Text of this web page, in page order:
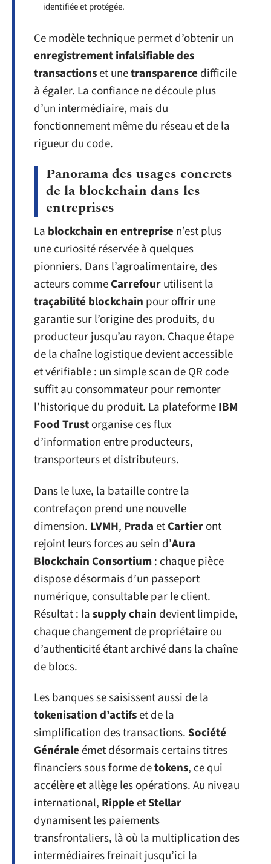
identifiée et protégée.
Ce modèle technique permet d’obtenir un
enregistrement infalsifiable des
transactionset unetransparence difficile
à égaler. La confiance ne découle plus
d’un intermédiaire, mais du
fonctionnement même du réseau et de la
rigueur du code.
Panorama des usages concrets
de la blockchain dans les
entreprises
La blockchain en entreprise n’est plus
une curiosité réservée à quelques
pionniers. Dans l’agroalimentaire, des
acteurs commeCarrefourutilisent la
traçabilité blockchain pour offrir une
garantie sur l’origine des produits, du
producteur jusqu’au rayon. Chaque étape
de la chaîne logistique devient accessible
et vérifiable : un simple scan de QR code
suffit au consommateur pour remonter
l’historique du produit. La plateformeIBM
Food Trustorganise ces flux
d’information entre producteurs,
transporteurs et distributeurs.
Dans le luxe, la bataille contre la
contrefaçon prend une nouvelle
dimension. LVMH, PradaetCartieront
rejoint leurs forces au sein d’Aura
Blockchain Consortium: chaque pièce
dispose désormais d’un passeport
numérique, consultable par le client.
Résultat : lasupply chain devient limpide,
chaque changement de propriétaire ou
d’authenticité étant archivé dans la chaîne
de blocs.
Les banques se saisissent aussi de la
tokenisation d’actifset de la
simplification des transactions.Société
Généraleémet désormais certains titres
financiers sous forme detokens, ce qui
accélère et allège les opérations. Au niveau
international, RippleetStellar
dynamisent les paiements
transfrontaliers, là où la multiplication des
intermédiaires freinait jusqu’ici la